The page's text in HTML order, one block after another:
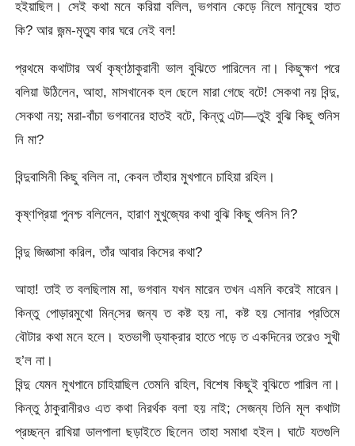
হইয়াছিল। সেই কথা মনে করিয়া বলিল, ভগবান কেড়ে নিলে মানুষের হাত
কি? আর জন্ম-মৃত্যু কার ঘরে নেই বল!
প্রথমে কথাটার অর্থ কৃষ্ণঠাকুরানী ভাল বুঝিতে পারিলেন না। কিছুক্ষণ পরে
বলিয়া উঠিলেন, আহা, মাসখানেক হল ছেলে মারা গেছে বটে! সেকথা নয় বিন্দু,
সেকথা নয়; মরা-বাঁচা ভগবানের হাতই বটে, কিন্তু এটা—তুই বুঝি কিছু শুনিস
নি মা?
বিন্দুবাসিনী কিছু বলিল না, কেবল তাঁহার মুখপানে চাহিয়া রহিল।
কৃষ্ণপ্রিয়া পুনশ্চ বলিলেন, হারাণ মুখুজ্যের কথা বুঝি কিছু শুনিস নি?
বিন্দু জিজ্ঞাসা করিল, তাঁর আবার কিসের কথা?
আহা! তাই ত বলছিলাম মা, ভগবান যখন মারেন তখন এমনি করেই মারেন।
কিন্তু পোড়ারমুখো মিন্‌সের জন্য ত কষ্ট হয় না, কষ্ট হয় সোনার প্রতিমে
বৌটার কথা মনে হলে। হতভাগী ড্যাক্‌রার হাতে পড়ে ত একদিনের তরেও সুখী
হ’ল না।
বিন্দু যেমন মুখপানে চাহিয়াছিল তেমনি রহিল, বিশেষ কিছুই বুঝিতে পারিল না।
কিন্তু ঠাকুরানীরও এত কথা নিরর্থক বলা হয় নাই; সেজন্য তিনি মূল কথাটা
প্রচ্ছন্ন রাখিয়া ডালপালা ছড়াইতে ছিলেন তাহা সমাধা হইল। ঘাটে যতগুলি